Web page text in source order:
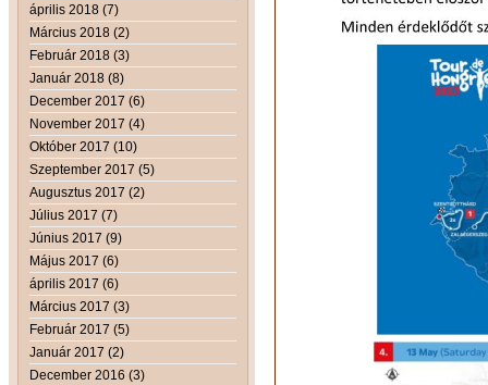
április 2018 (7)
Március 2018 (2)
Február 2018 (3)
Január 2018 (8)
December 2017 (6)
November 2017 (4)
Október 2017 (10)
Szeptember 2017 (5)
Augusztus 2017 (2)
Július 2017 (7)
Június 2017 (9)
Május 2017 (6)
április 2017 (6)
Március 2017 (3)
Február 2017 (5)
Január 2017 (2)
December 2016 (3)